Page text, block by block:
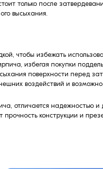
только после
высыхания.
чтобы избежать
избегая покупки
поверхности перед
воздействий и
отличается надежностью и
конструкции и